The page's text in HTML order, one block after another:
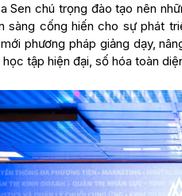
Sen chú trọng đào tạo nên
sàng cống hiến cho sự phát
phương pháp giảng dạy,
tập hiện đại, số hóa toàn